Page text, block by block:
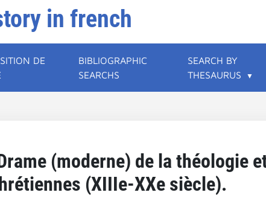
in french
DE
BIBLIOGRAPHIC
SEARCHS
SEARCH BY
THESAURUS
(moderne) de la théologie
(XIIIe-XXe siècle).